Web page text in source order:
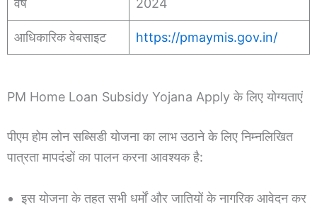
वर्ष 2024
आधिकारिक वेबसाइट https://pmaymis.gov.in/
PM Home Loan Subsidy Yojana Apply के लिए योग्यताएं
पीएम होम लोन सब्सिडी योजना का लाभ उठाने के लिए निम्नलिखित
पात्रता मापदंडों का पालन करना आवश्यक है:
इस योजना के तहत सभी धर्मों और जातियों के नागरिक आवेदन कर